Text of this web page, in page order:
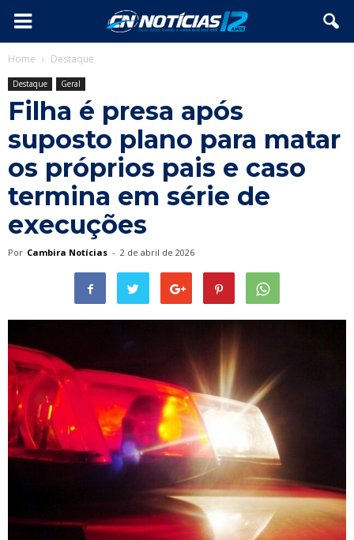
Home Destaque
Destaque Geral
Filha é presa após
suposto plano para matar
os próprios pais e caso
termina em série de
execuções
Por Cambira Notícias - 2 de abril de 2026